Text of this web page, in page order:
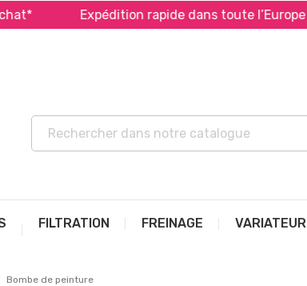
Expédition rapide dans toute l’Europe *
FILTRATION FREINAGE VARIATEUR
Bombe de peinture